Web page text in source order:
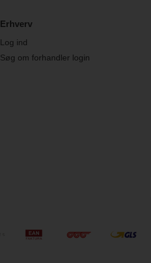
Erhverv
Log ind
Søg om forhandler login